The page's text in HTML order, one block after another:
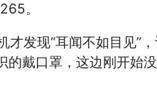
。
现“耳闻不如目见”
戴口罩，这边刚开始